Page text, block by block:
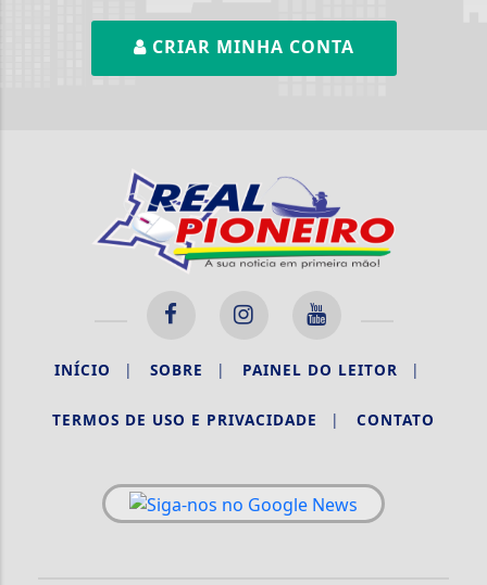
CRIAR MINHA CONTA
INÍCIO | SOBRE | PAINEL DO LEITOR |
TERMOS DE USO E PRIVACIDADE | CONTATO